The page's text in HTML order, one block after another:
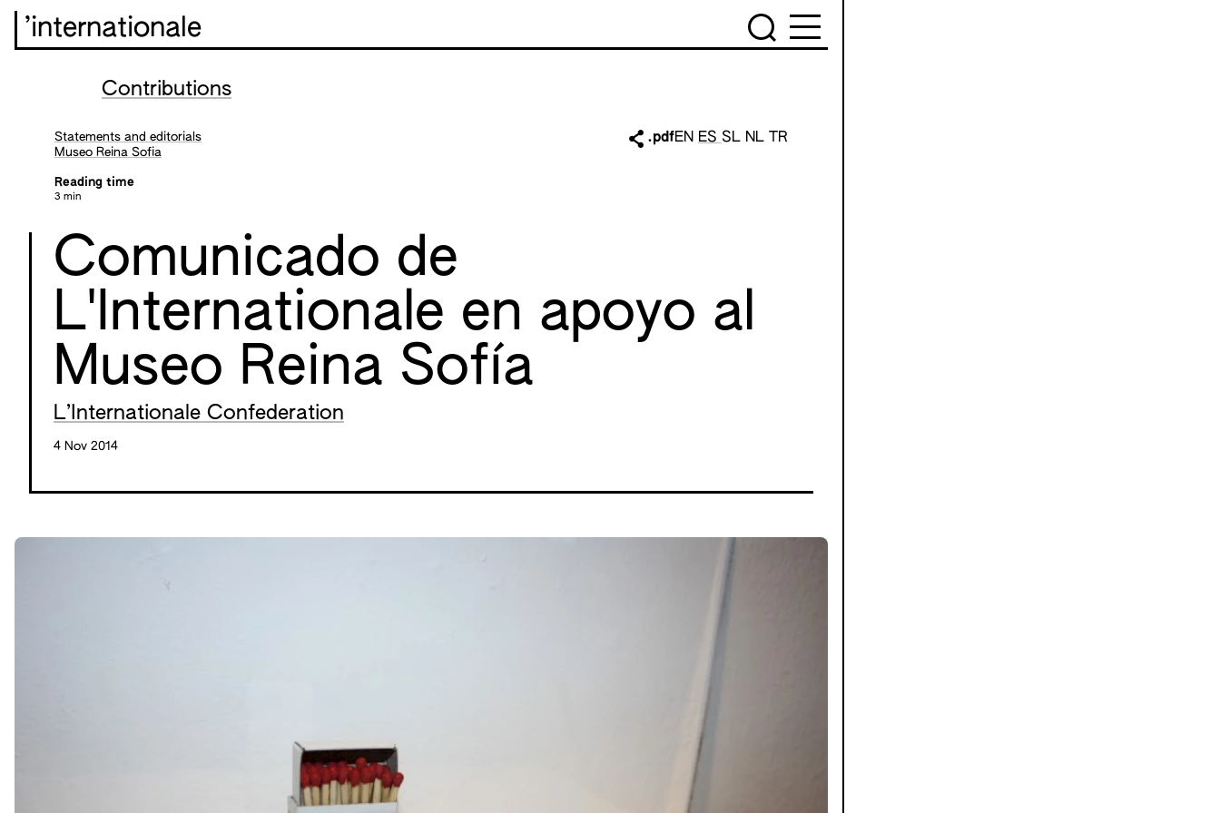
’internationale
Contributions
Statements and editorials
Museo Reina Sofia
Reading time
3 min
.pdfEN ES SL NL TR
Comunicado de
L'Internationale en apoyo al
Museo Reina Sofía
L’Internationale Confederation
4 Nov 2014